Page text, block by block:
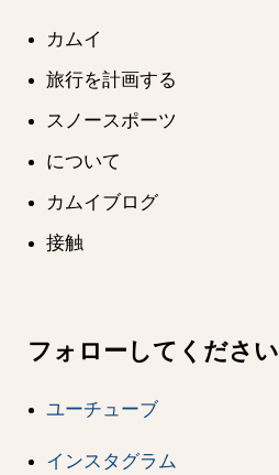
カムイ
旅行を計画する
スノースポーツ
について
カムイブログ
接触
フォローしてください
ユーチューブ
インスタグラム